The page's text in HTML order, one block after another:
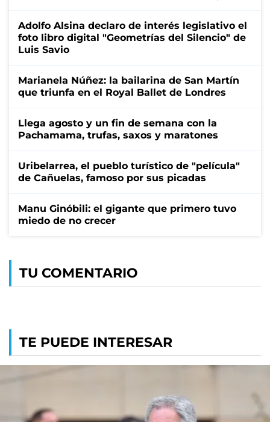
Adolfo Alsina declaro de interés legislativo el
foto libro digital "Geometrías del Silencio" de
Luis Savio
Marianela Núñez: la bailarina de San Martín
que triunfa en el Royal Ballet de Londres
Llega agosto y un fin de semana con la
Pachamama, trufas, saxos y maratones
Uribelarrea, el pueblo turístico de "película"
de Cañuelas, famoso por sus picadas
Manu Ginóbili: el gigante que primero tuvo
miedo de no crecer
TU COMENTARIO
TE PUEDE INTERESAR